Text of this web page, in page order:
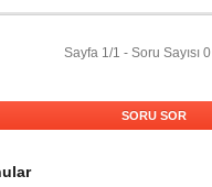
Sayfa 1/1 - Soru Sayısı 0
SORU SOR